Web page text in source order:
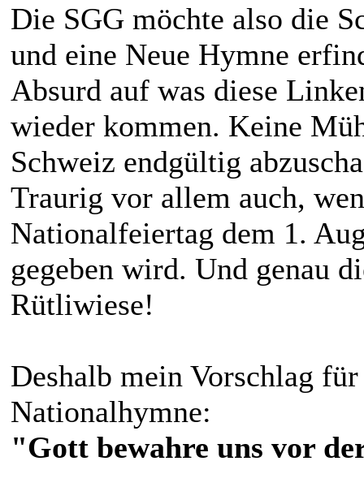
Die SGG möchte also die
und eine Neue Hymne
Absurd auf was diese
wieder kommen. Keine
Schweiz endgültig
Traurig vor allem auch,
Nationalfeiertag dem 1.
gegeben wird. Und genau
Rütliwiese!
Deshalb mein Vorschlag
Nationalhymne:
"Gott bewahre uns vor